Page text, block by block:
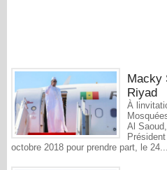
Macky
Riyad
À
Al
octobre 2018 pour prendre part, le 24...